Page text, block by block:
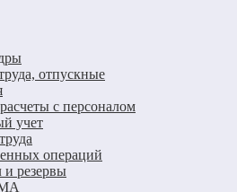
отпускные
с персоналом
учет
операций
и резервы